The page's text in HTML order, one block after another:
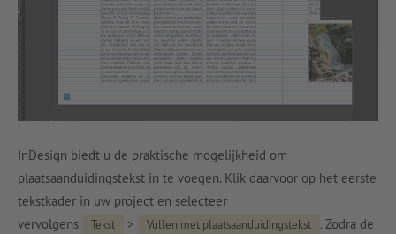
InDesign biedt u de praktische mogelijkheid om
plaatsaanduidingstekst in te voegen. Klik daarvoor op het eerste
tekstkader in uw project en selecteer
vervolgens
Tekst > Vullen met plaatsaanduidingstekst
. Zodra de